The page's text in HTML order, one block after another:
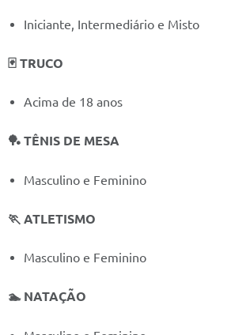
Iniciante, Intermediário e Misto
🃏 TRUCO
Acima de 18 anos
🏓 TÊNIS DE MESA
Masculino e Feminino
🏃 ATLETISMO
Masculino e Feminino
🏊 NATAÇÃO